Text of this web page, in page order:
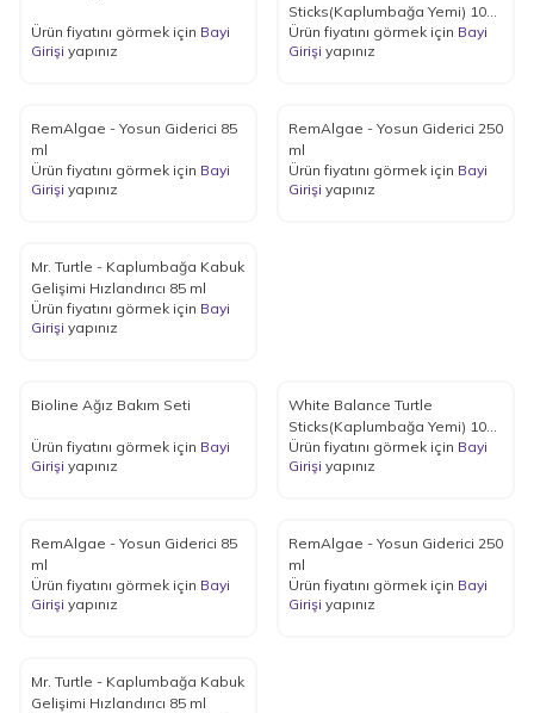
Ürün fiyatını görmek için Bayi
Girişi yapınız
Sticks(Kaplumbağa Yemi) 1000
ml
Ürün fiyatını görmek için Bayi
Girişi yapınız
RemAlgae - Yosun Giderici 85
ml
Ürün fiyatını görmek için Bayi
Girişi yapınız
RemAlgae - Yosun Giderici 250
ml
Ürün fiyatını görmek için Bayi
Girişi yapınız
Mr. Turtle - Kaplumbağa Kabuk
Gelişimi Hızlandırıcı 85 ml
Ürün fiyatını görmek için Bayi
Girişi yapınız
Bioline Ağız Bakım Seti
Ürün fiyatını görmek için Bayi
Girişi yapınız
White Balance Turtle
Sticks(Kaplumbağa Yemi) 1000
ml
Ürün fiyatını görmek için Bayi
Girişi yapınız
RemAlgae - Yosun Giderici 85
ml
Ürün fiyatını görmek için Bayi
Girişi yapınız
RemAlgae - Yosun Giderici 250
ml
Ürün fiyatını görmek için Bayi
Girişi yapınız
Mr. Turtle - Kaplumbağa Kabuk
Gelişimi Hızlandırıcı 85 ml